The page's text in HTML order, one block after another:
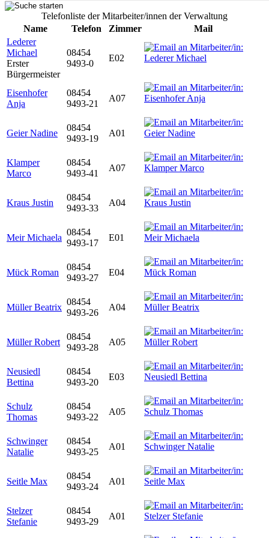
Telefonliste der Mitarbeiter/innen der Verwaltung
Name
Telefon Zimmer
Mail
Lederer
Michael
Erster
Bürgermeister
08454
9493-0
E02
Eisenhofer
Anja
08454
9493-21
A07
Geier Nadine
08454
9493-19
A01
Klamper
Marco
08454
9493-41
A07
Kraus Justin
08454
9493-33
A04
Meir Michaela
08454
9493-17
E01
Mück Roman
08454
9493-27
E04
Müller Beatrix
08454
9493-26
A04
Müller Robert
08454
9493-28
A05
Neusiedl
Bettina
08454
9493-20
E03
Schulz
Thomas
08454
9493-22
A05
Schwinger
Natalie
08454
9493-25
A01
Seitle Max
08454
9493-24
A01
Stelzer
Stefanie
08454
9493-29
A01